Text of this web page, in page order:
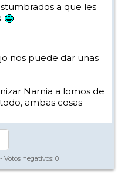
a que les
nos puede dar unas
Narnia a lomos de
ambas cosas
extremo a extremo
...
- Votos negativos: 0